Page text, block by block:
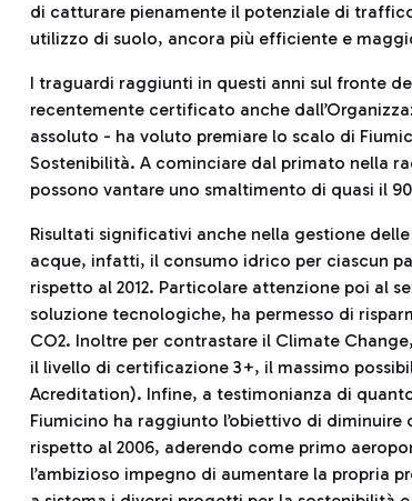
di catturare pienamente il potenziale di
utilizzo di suolo, ancora più efficiente e
I traguardi raggiunti in questi anni sul fronte
recentemente certificato anche
assoluto - ha voluto premiare lo scalo di
Sostenibilità. A cominciare dal primato nella
possono vantare uno smaltimento di quasi il
Risultati significativi anche nella gestione
acque, infatti, il consumo idrico per ciascun
rispetto al 2012. Particolare attenzione poi al
soluzione tecnologiche, ha permesso di
CO2. Inoltre per contrastare il Climate
il livello di certificazione 3+, il massimo
Acreditation). Infine, a testimonianza di
Fiumicino ha raggiunto l’obiettivo di
rispetto al 2006, aderendo come primo
l’ambizioso impegno di aumentare la propria